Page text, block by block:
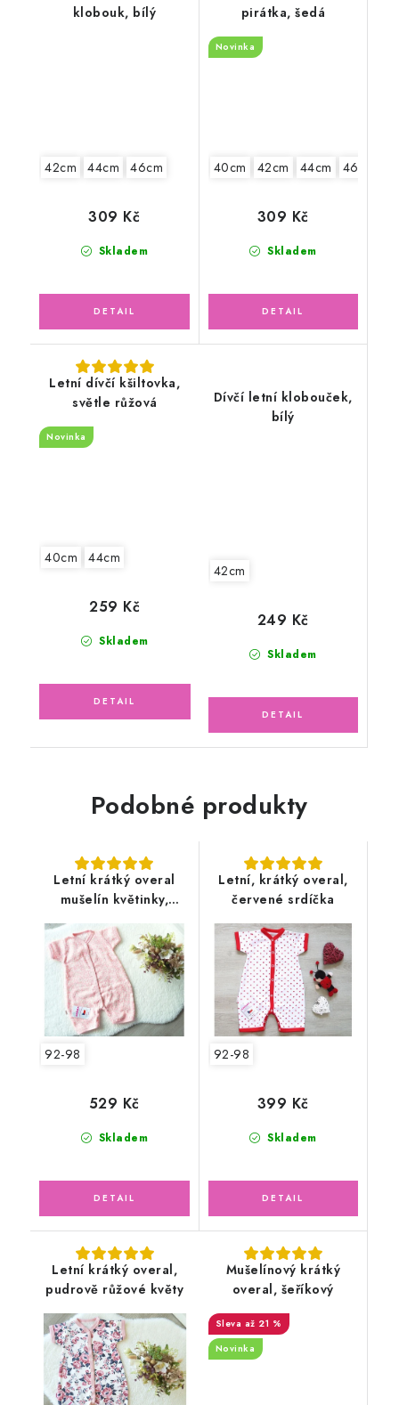
klobouk, bílý
42cm 44cm 46cm
Skladem
309 Kč
pirátka, šedá
Novinka
40cm 42cm 44cm 46cm
Skladem
309 Kč
Letní dívčí kšiltovka,
světle růžová
Novinka
40cm 44cm
Skladem
259 Kč
Dívčí letní klobouček,
bílý
42cm
Skladem
249 Kč
Podobné produkty
Letní krátký overal
mušelín květinky,
92-98
Skladem
529 Kč
Letní, krátký overal,
červené srdíčka
92-98
Skladem
399 Kč
Letní krátký overal,
pudrově růžové květy
Mušelínový krátký
overal, šeříkový
až 21 %
Novinka